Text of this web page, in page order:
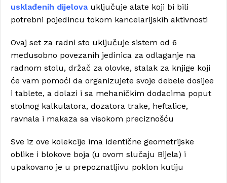
usklađenih dijelovauključuje alate koji bi bili
potrebni pojedincu tokom kancelarijskih aktivnosti
Ovaj set za radni sto uključuje sistem od 6
međusobno povezanih jedinica za odlaganje na
radnom stolu, držač za olovke, stalak za knjige koji
će vam pomoći da organizujete svoje debele dosijee
i tablete, a dolazi i sa mehaničkim dodacima poput
stolnog kalkulatora, dozatora trake, heftalice,
ravnala i makaza sa visokom preciznošću
Sve iz ove kolekcije ima identične geometrijske
oblike i blokove boja (u ovom slučaju Bijela) i
upakovano je u prepoznatljivu poklon kutiju